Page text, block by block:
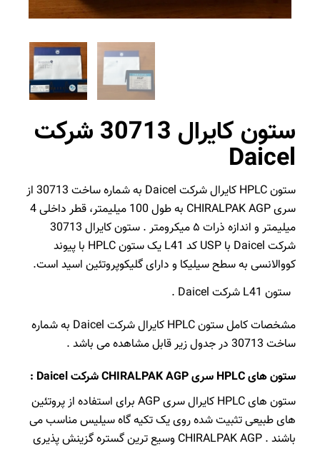
ستون کایرال 30713 شرکت
Daicel
ستون HPLC کایرال شرکت Daicel به شماره ساخت 30713 از
سری CHIRALPAK AGP به طول 100 میلیمتر، قطر داخلی 4
میلیمتر و اندازه ذرات ۵ میکرومتر . ستون کایرال 30713
شرکت Daicel با USP کد L41 یک ستون HPLC با پیوند
کووالانسی به سطح سیلیکا و دارای گلیکوپروتئین اسید است.
ستون L41 شرکت Daicel .
مشخصات کامل ستون HPLC کایرال شرکت Daicel به شماره
ساخت 30713 در جدول زیر قابل مشاهده می باشد .
ستون های HPLC سری CHIRALPAK AGP شرکت Daicel :
ستون های HPLC کایرال سری AGP برای استفاده از پروتئین
های طبیعی تثبیت شده روی یک تکیه گاه سیلیس مناسب می
باشند . CHIRALPAK AGP وسیع ترین گستره گزینش پذیری